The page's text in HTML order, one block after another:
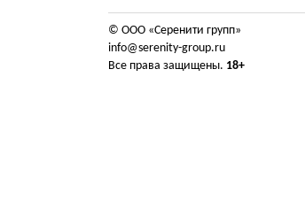
© ООО «Серенити групп»
info@serenity-group.ru
Все права защищены. 18+